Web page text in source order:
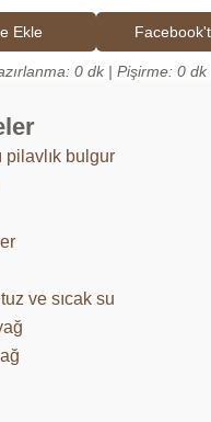
Ekle
0 dk | Pişirme: 0 dk
pilavlık bulgur
ve sıcak su